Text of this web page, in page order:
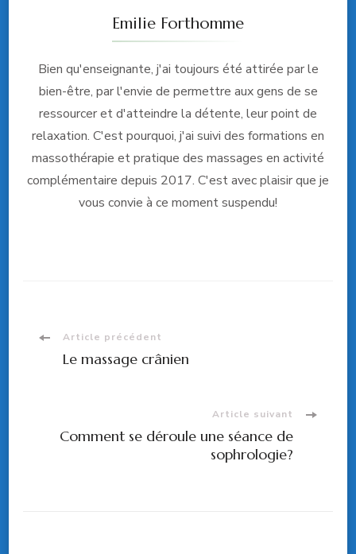
Emilie Forthomme
Bien qu'enseignante, j'ai toujours été attirée par le
bien-être, par l'envie de permettre aux gens de se
ressourcer et d'atteindre la détente, leur point de
relaxation. C'est pourquoi, j'ai suivi des formations en
massothérapie et pratique des massages en activité
complémentaire depuis 2017. C'est avec plaisir que je
vous convie à ce moment suspendu!
Navigation
Article précédent
Le massage crânien
Article suivant
Comment se déroule une séance de
sophrologie?